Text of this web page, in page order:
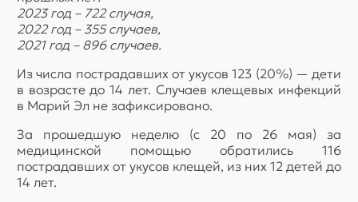
2023 год – 722 случая,
2022 год – 355 случаев,
2021 год – 896 случаев.
Из числа пострадавших от укусов 123 (20%) — дети
в возрасте до 14 лет. Случаев клещевых инфекций
в Марий Эл не зафиксировано.
За прошедшую неделю (с 20 по 26 мая) за
медицинской помощью обратились 116
пострадавших от укусов клещей, из них 12 детей до
14 лет.